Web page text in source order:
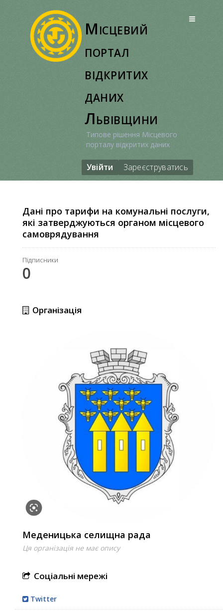
Місцевий
портал
відкритих
даних
Львівщини
Типове рішення Місцевого
порталу відкритих даних
Увійти Зареєструватись
Дані про тарифи на комунальні послуги,
які затверджуються органом місцевого
самоврядування
Підписники
0
Організація
Меденицька селищна рада
Ця організація не має опису
Соціальні мережі
Twitter